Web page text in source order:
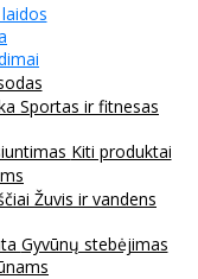
Sportas ir fitnesas
Kiti produktai
Žuvis ir vandens
Gyvūnų stebėjimas